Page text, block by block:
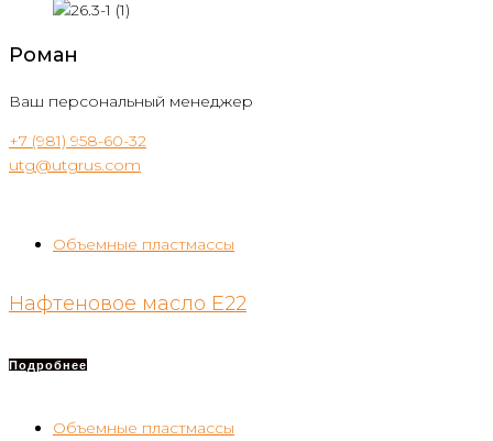
Роман
Ваш персональный менеджер
+7 (981) 958-60-32
utg@utgrus.com
Объемные пластмассы
Нафтеновое масло E22
Подробнее
Объемные пластмассы